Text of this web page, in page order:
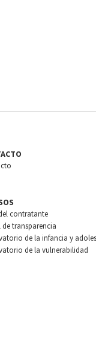
contratante
transparencia
de la infancia y
de la vulnerabilidad